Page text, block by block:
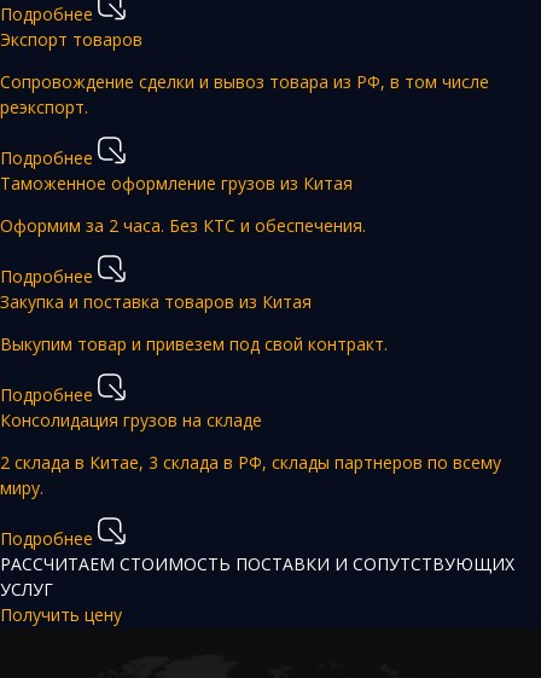
Подробнее
Экспорт товаров
Сопровождение сделки и вывоз товара из РФ, в том числе
реэкспорт.
Подробнее
Таможенное оформление грузов из Китая
Оформим за 2 часа. Без КТС и обеспечения.
Подробнее
Закупка и поставка товаров из Китая
Выкупим товар и привезем под свой контракт.
Подробнее
Консолидация грузов на складе
2 склада в Китае, 3 склада в РФ, склады партнеров по всему
миру.
Подробнее
РАССЧИТАЕМ СТОИМОСТЬ ПОСТАВКИ И СОПУТСТВУЮЩИХ
УСЛУГ
Получить цену